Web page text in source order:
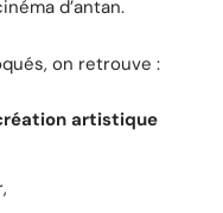
d’antan.
on retrouve :
artistique